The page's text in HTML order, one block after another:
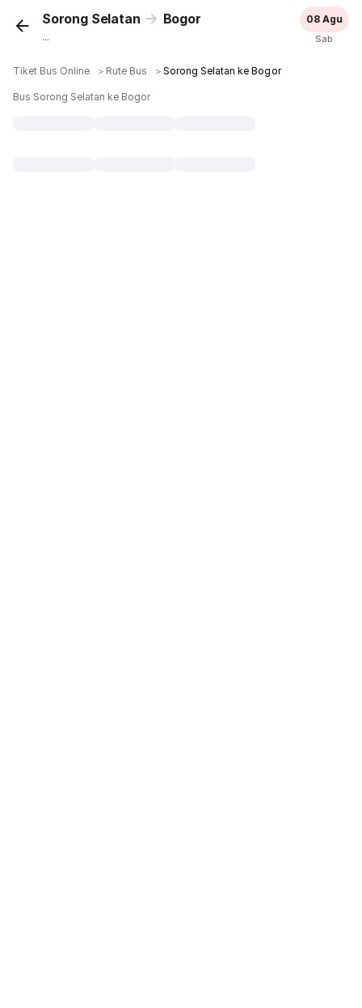
Sorong Selatan Bogor
...
08 Agu
Sab
Tiket Bus Online ＞ Rute Bus ＞ Sorong Selatan ke Bogor
Bus Sorong Selatan ke Bogor